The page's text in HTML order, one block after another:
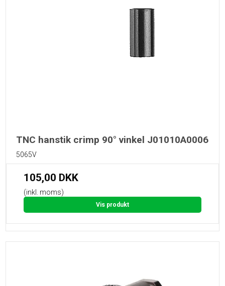
TNC hanstik crimp 90° vinkel J01010A0006
5065V
105,00 DKK
(inkl. moms)
Vis produkt